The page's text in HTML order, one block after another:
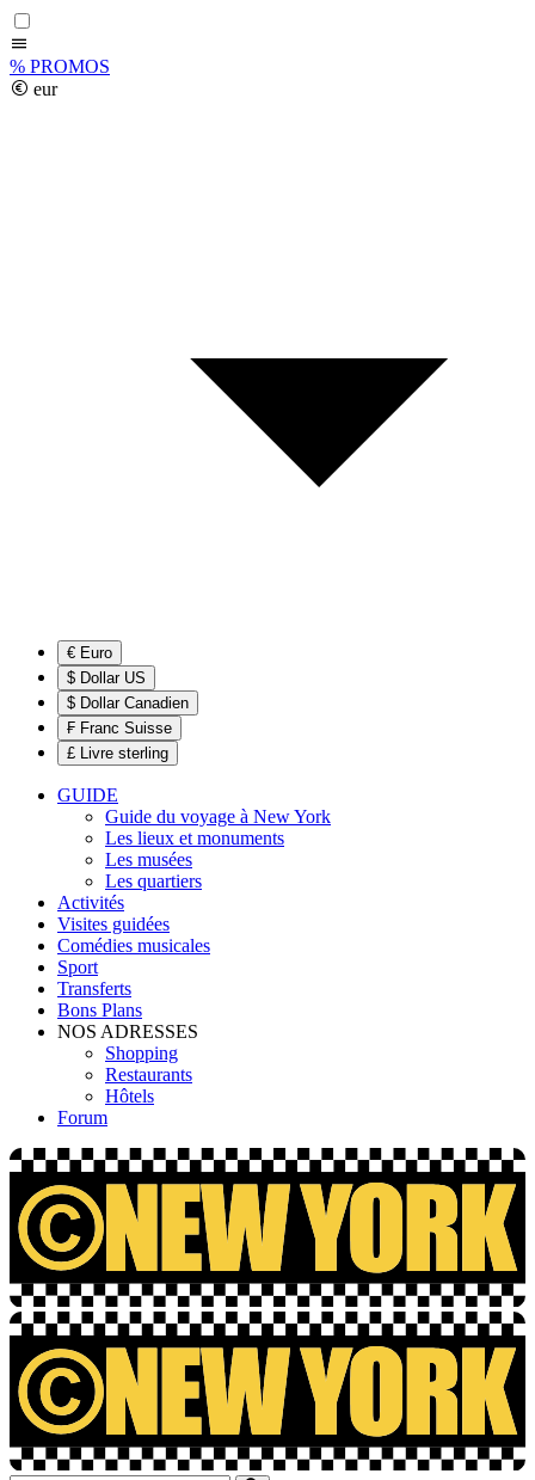
% PROMOS
eur
€ Euro
$ Dollar US
$ Dollar Canadien
₣ Franc Suisse
£ Livre sterling
GUIDE
Guide du voyage à New York
Les lieux et monuments
Les musées
Les quartiers
Activités
Visites guidées
Comédies musicales
Sport
Transferts
Bons Plans
NOS ADRESSES
Shopping
Restaurants
Hôtels
Forum